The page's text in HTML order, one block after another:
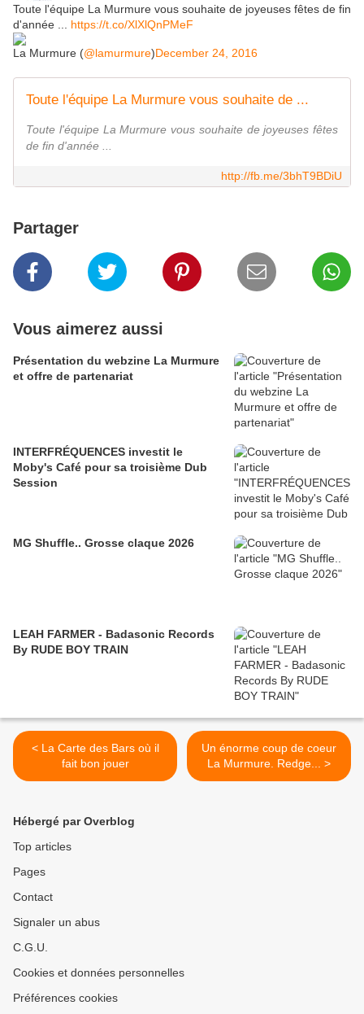
Toute l'équipe La Murmure vous souhaite de joyeuses fêtes de fin
d'année ... https://t.co/XlXlQnPMeF
La Murmure (@lamurmure)December 24, 2016
Toute l'équipe La Murmure vous souhaite de ...
Toute l'équipe La Murmure vous souhaite de joyeuses fêtes
de fin d'année ...
http://fb.me/3bhT9BDiU
Partager
Vous aimerez aussi
Présentation du webzine La Murmure
et offre de partenariat
INTERFRÉQUENCES investit le
Moby's Café pour sa troisième Dub
Session
MG Shuffle.. Grosse claque 2026
LEAH FARMER - Badasonic Records
By RUDE BOY TRAIN
< La Carte des Bars où il
fait bon jouer
Un énorme coup de coeur
La Murmure. Redge... >
Hébergé par Overblog
Top articles
Pages
Contact
Signaler un abus
C.G.U.
Cookies et données personnelles
Préférences cookies